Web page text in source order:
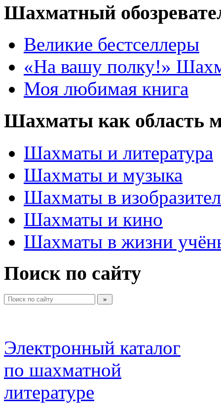
Шахматный
Великие бестселлеры
«На вашу полку!»
Моя любимая книга
Шахматы как область
Шахматы и литература
Шахматы и музыка
Шахматы в
Шахматы и кино
Шахматы в жизни
Поиск по сайту
Электронный каталог
по шахматной
литературе